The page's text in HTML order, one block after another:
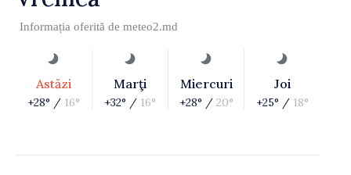
Informația oferită de meteo2.md
Astăzi
+28° / 16°
Marţi
+32° / 16°
Miercuri
+28° / 20°
Joi
+25° / 18°